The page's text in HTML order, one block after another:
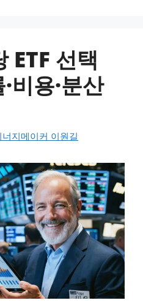
ETF 선택
비용·분산
너지메이커 이원길